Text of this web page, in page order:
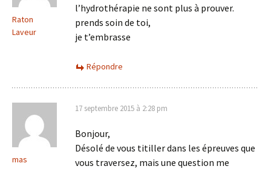
Raton
Laveur
l’hydrothérapie ne sont plus à prouver.
prends soin de toi,
je t’embrasse
Répondre
mas
17 septembre 2015 à 2:28 pm
Bonjour,
Désolé de vous titiller dans les épreuves que
vous traversez, mais une question me